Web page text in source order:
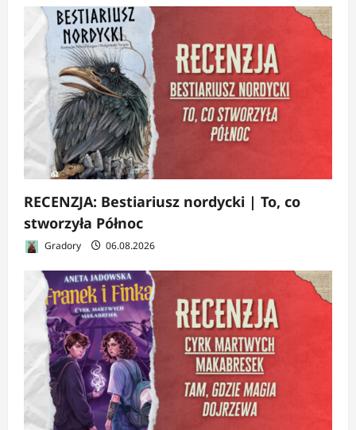
RECENZJA: Bestiariusz nordycki | To, co
stworzyła Północ
Gradory 06.08.2026